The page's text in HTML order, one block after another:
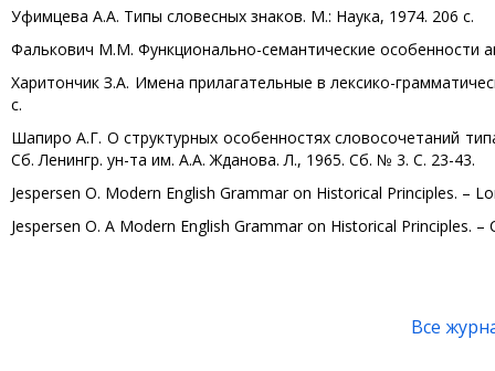
Уфимцева А.А. Типы словесных знаков. М.: Наука, 1974. 206 с.
Фалькович М.М. Функционально-семантические особенности
Харитончик З.А. Имена прилагательные в лексико-
с.
Шапиро А.Г. О структурных особенностях словосочетаний
Сб. Ленингр. ун-та им. А.А. Жданова. Л., 1965. Сб. № 3. С. 23-43.
Jespersen O. Modern English Grammar on Historical Principles. –
Jespersen O. А Modern English Grammar on Historical Principles. –
Все